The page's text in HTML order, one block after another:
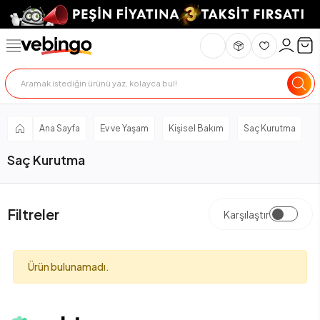
Ana Sayfa Ev ve Yaşam Kişisel Bakım Saç Kurutma
Saç Kurutma
Filtreler Karşılaştır
Ürün bulunamadı.